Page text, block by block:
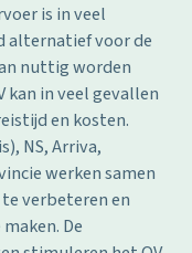
is in veel
alternatief voor de
nuttig worden
kan in veel gevallen
en kosten.
NS, Arriva,
werken samen
verbeteren en
De